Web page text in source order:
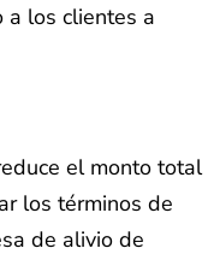
a los clientes a
el monto total
los términos de
de alivio de